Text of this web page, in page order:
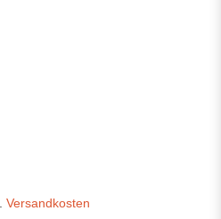
Versandkosten